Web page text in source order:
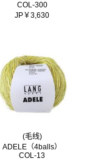
COL-300
JP￥3,630
(毛线)
ADELE（4balls）
COL-13